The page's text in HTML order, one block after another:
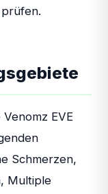
EVE
Schmerzen,
Multiple